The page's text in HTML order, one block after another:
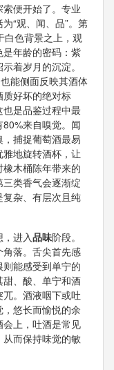
便开始了。专业
“观、闻、品”。第
白色背景之上，观
年龄的密码：紫
着岁月的沉淀。
能侧面反映其酒体
好坏的绝对标
也是品鉴过程中最
来自嗅觉。闻
捕捉葡萄酒最易
地旋转酒杯，让
木桶陈年带来的
类香气会逐渐绽
杂、有层次且纯
进入品味阶段。
落。舌尖首先感
能感受到单宁的
、酸、单宁和酒
。酒液咽下或吐
悠长而愉悦的余
上，吐酒是常见
而保持味觉的敏